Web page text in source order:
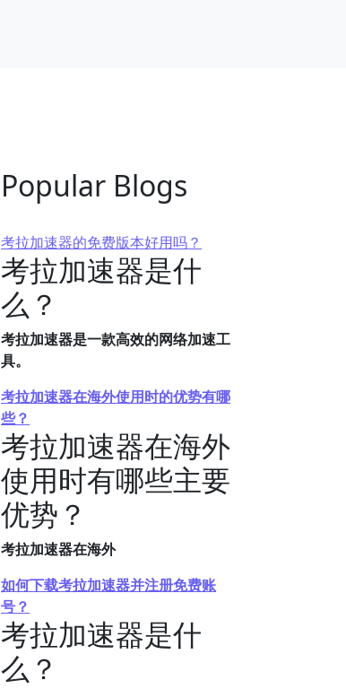
Popular Blogs
考拉加速器的免费版本好用吗？
考拉加速器是什
么？
考拉加速器是一款高效的网络加速工
具。
考拉加速器在海外使用时的优势有哪
些？
考拉加速器在海外
使用时有哪些主要
优势？
考拉加速器在海外
如何下载考拉加速器并注册免费账
号？
考拉加速器是什
么？